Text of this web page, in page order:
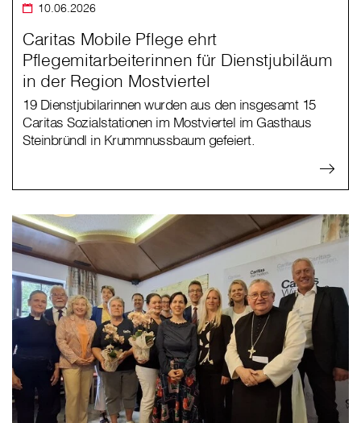
10.06.2026
Caritas Mobile Pflege ehrt
Pflegemitarbeiterinnen für Dienstjubiläum
in der Region Mostviertel
19 Dienstjubilarinnen wurden aus den insgesamt 15
Caritas Sozialstationen im Mostviertel im Gasthaus
Steinbründl in Krummnussbaum gefeiert.